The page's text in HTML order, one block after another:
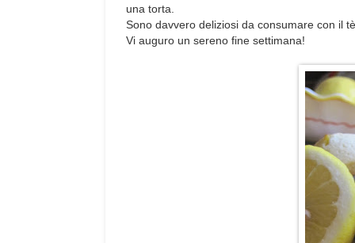
una torta.
Sono davvero deliziosi da consumare con il
Vi auguro un sereno fine settimana!